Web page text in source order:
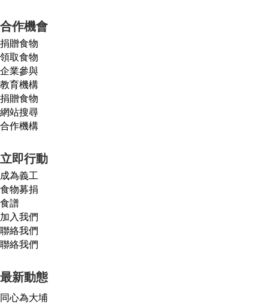
合作機會
捐贈食物
領取食物
企業參與
教育機構
捐贈食物
網站搜尋
合作機構
立即行動
成為義工
食物募捐
食譜
加入我們
聯絡我們
聯絡我們
最新動態
同心為大埔